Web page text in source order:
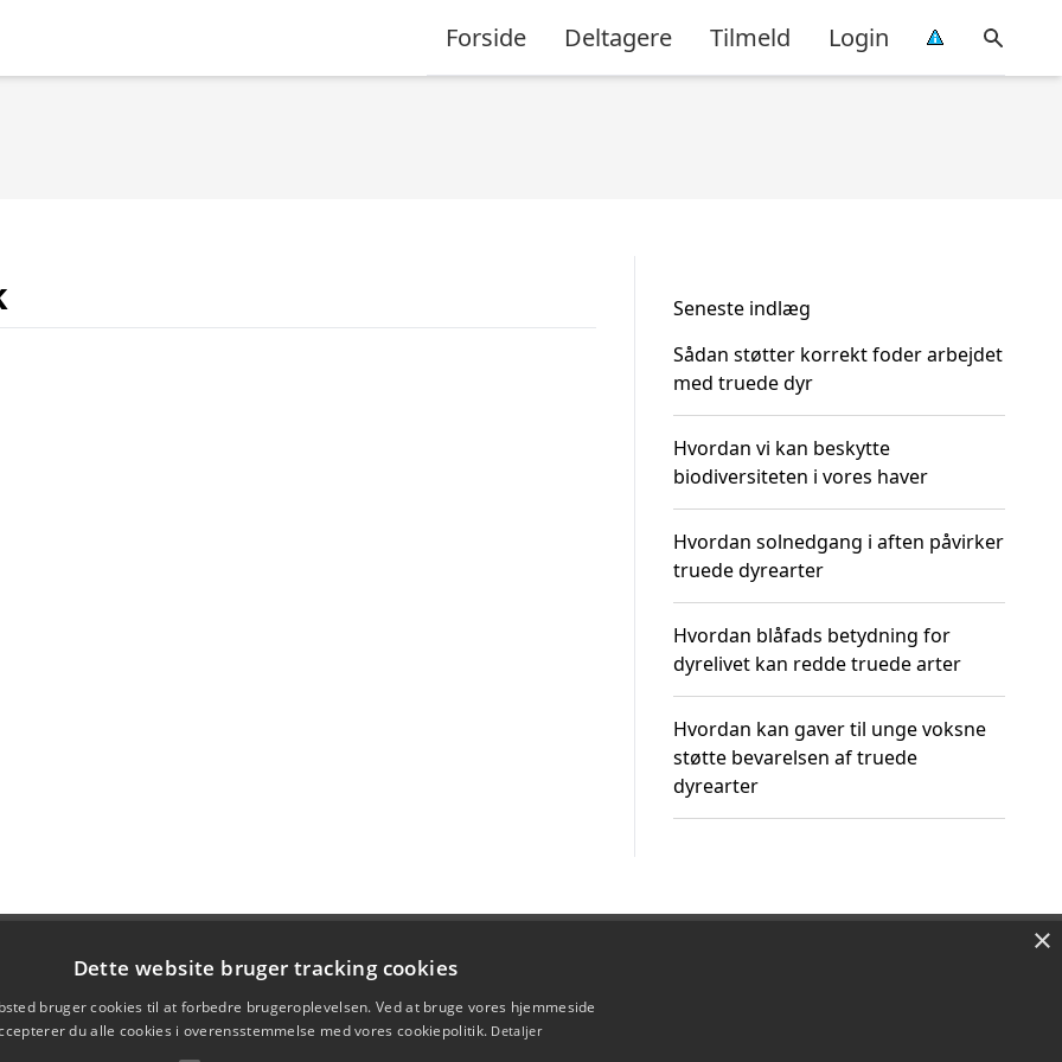
Forside Deltagere Tilmeld Login
Seneste indlæg
Sådan støtter korrekt foder arbejdet
med truede dyr
Hvordan vi kan beskytte
biodiversiteten i vores haver
Hvordan solnedgang i aften påvirker
truede dyrearter
Hvordan blåfads betydning for
dyrelivet kan redde truede arter
Hvordan kan gaver til unge voksne
støtte bevarelsen af truede
dyrearter
×
Dette website bruger tracking cookies
bruger cookies til at forbedre brugeroplevelsen. Ved at bruge vores hjemmeside
du alle cookies i overensstemmelse med vores cookiepolitik. Detaljer